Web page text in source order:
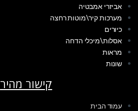
אביזרי אמבטיה
מערכות קיר\מוטות רחצה
כיורים
אסלות\מיכלי הדחה
מראות
שונות
קישור מהיר
עמוד הבית